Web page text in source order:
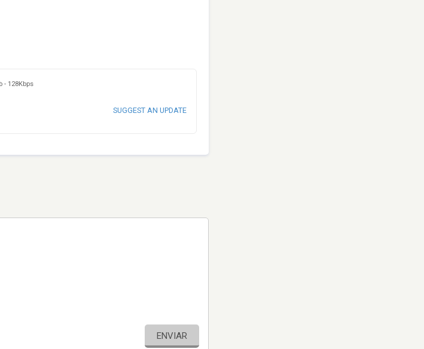
- 128Kbps
SUGGEST AN UPDATE
ENVIAR